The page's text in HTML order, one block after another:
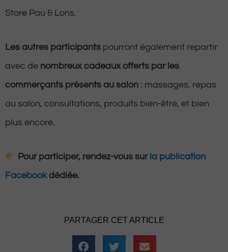
Store Pau & Lons.
Les autres participants pourront également repartir
avec de nombreux cadeaux offerts par les
commerçants présents au salon : massages, repas
au salon, consultations, produits bien-être, et bien
plus encore.
Pour participer, rendez-vous sur la publication
Facebookdédiée.
PARTAGER CET ARTICLE